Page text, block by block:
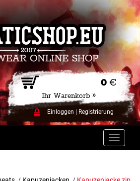
0 €
Ihr Warenkorb »
Einloggen Registrierung
Toggle